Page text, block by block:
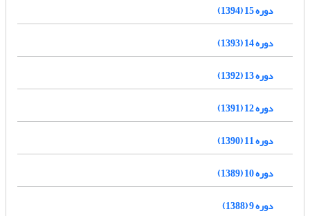
دوره 15 (1394)
دوره 14 (1393)
دوره 13 (1392)
دوره 12 (1391)
دوره 11 (1390)
دوره 10 (1389)
دوره 9 (1388)